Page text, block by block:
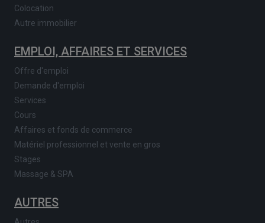
Colocation
Autre immobilier
EMPLOI, AFFAIRES ET SERVICES
Offre d'emploi
Demande d'emploi
Services
Cours
Affaires et fonds de commerce
Matériel professionnel et vente en gros
Stages
Massage & SPA
AUTRES